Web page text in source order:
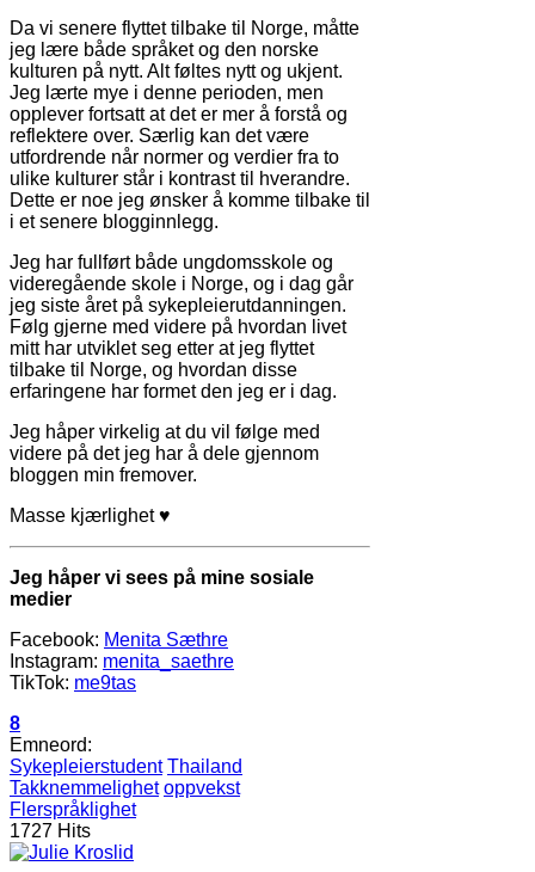
Da vi senere flyttet tilbake til Norge, måtte
jeg lære både språket og den norske
kulturen på nytt. Alt føltes nytt og ukjent.
Jeg lærte mye i denne perioden, men
opplever fortsatt at det er mer å forstå og
reflektere over. Særlig kan det være
utfordrende når normer og verdier fra to
ulike kulturer står i kontrast til hverandre.
Dette er noe jeg ønsker å komme tilbake til
i et senere blogginnlegg.
Jeg har fullført både ungdomsskole og
videregående skole i Norge, og i dag går
jeg siste året på sykepleierutdanningen.
Følg gjerne med videre på hvordan livet
mitt har utviklet seg etter at jeg flyttet
tilbake til Norge, og hvordan disse
erfaringene har formet den jeg er i dag.
Jeg håper virkelig at du vil følge med
videre på det jeg har å dele gjennom
bloggen min fremover.
Masse kjærlighet ♥
Jeg håper vi sees på mine sosiale
medier
Facebook: Menita Sæthre
Instagram: menita_saethre
TikTok: me9tas
8
Emneord:
Sykepleierstudent Thailand
Takknemmelighet oppvekst
Flerspråklighet
1727 Hits